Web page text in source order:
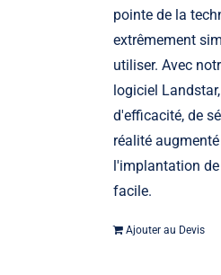
pointe de la
extrêmement
utiliser. Avec
logiciel
d'efficacité, de
réalité
l'implantation
facile.
Ajouter au Devis